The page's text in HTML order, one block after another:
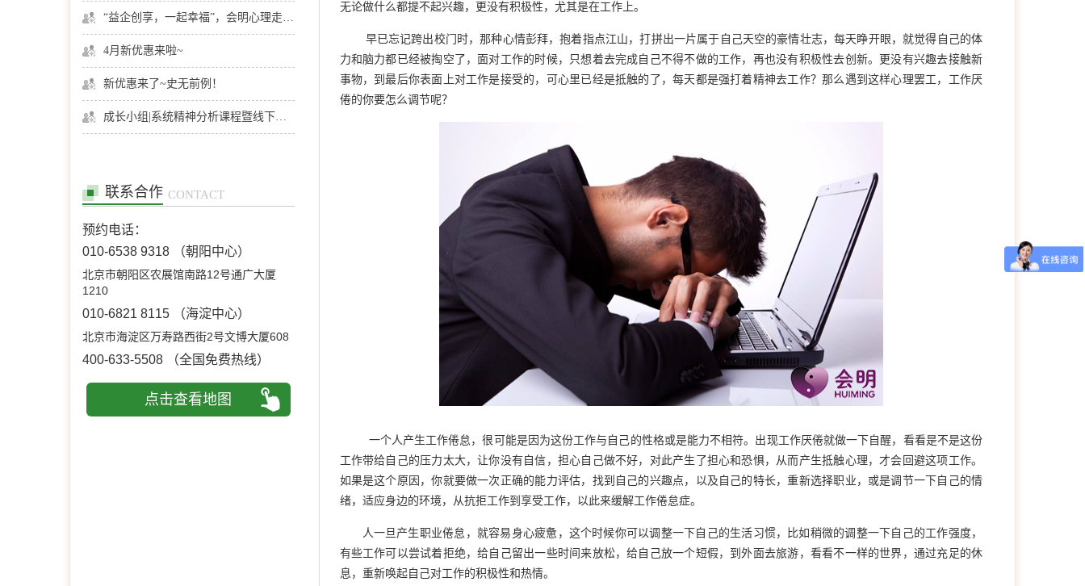
“益企创享，一起幸福”，会明心理走进社区公益，与居民一起让社区更美好
4月新优惠来啦~
新优惠来了~史无前例！
成长小组|系统精神分析课程暨线下团体成长小组招募
联系合作 CONTACT
预约电话：
010-6538 9318
（朝阳中心）
北京市朝阳区农展馆南路12号通广大厦
1210
010-6821 8115 （海淀中心）
北京市海淀区万寿路西街2号文博大厦608
400-633-5508 （全国免费热线）
点击查看地图
无论做什么都提不起兴趣，更没有积极性，尤其是在工作上。
早已忘记跨出校门时，那种心情彭拜，抱着指点江山，打拼出一片属于自己天空的豪情壮志，每天睁开眼，就觉得自己的体
力和脑力都已经被掏空了，面对工作的时候，只想着去完成自己不得不做的工作，再也没有积极性去创新。更没有兴趣去接触新
事物，到最后你表面上对工作是接受的，可心里已经是抵触的了，每天都是强打着精神去工作？那么遇到这样心理罢工，工作厌
倦的你要怎么调节呢？
一个人产生工作倦怠，很可能是因为这份工作与自己的性格或是能力不相符。出现工作厌倦就做一下自醒，看看是不是这份
工作带给自己的压力太大，让你没有自信，担心自己做不好，对此产生了担心和恐惧，从而产生抵触心理，才会回避这项工作。
如果是这个原因，你就要做一次正确的能力评估，找到自己的兴趣点，以及自己的特长，重新选择职业，或是调节一下自己的情
绪，适应身边的环境，从抗拒工作到享受工作，以此来缓解工作倦怠症。
人一旦产生职业倦怠，就容易身心疲惫，这个时候你可以调整一下自己的生活习惯，比如稍微的调整一下自己的工作强度，
有些工作可以尝试着拒绝，给自己留出一些时间来放松，给自己放一个短假，到外面去旅游，看看不一样的世界，通过充足的休
息，重新唤起自己对工作的积极性和热情。